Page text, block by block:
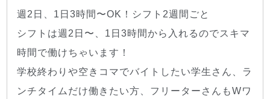
週2日、1日3時間〜OK！シフト2週間ごと
シフトは週2日〜、1日3時間から入れるのでスキマ
時間で働けちゃいます！
学校終わりや空きコマでバイトしたい学生さん、ラ
ンチタイムだけ働きたい方、フリーターさんもWワ